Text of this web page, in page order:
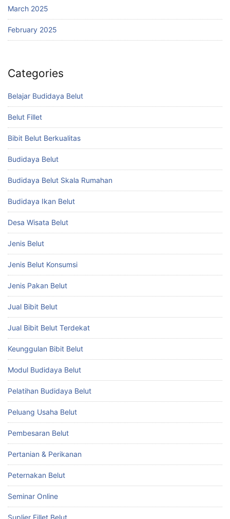
March 2025
February 2025
Categories
Belajar Budidaya Belut
Belut Fillet
Bibit Belut Berkualitas
Budidaya Belut
Budidaya Belut Skala Rumahan
Budidaya Ikan Belut
Desa Wisata Belut
Jenis Belut
Jenis Belut Konsumsi
Jenis Pakan Belut
Jual Bibit Belut
Jual Bibit Belut Terdekat
Keunggulan Bibit Belut
Modul Budidaya Belut
Pelatihan Budidaya Belut
Peluang Usaha Belut
Pembesaran Belut
Pertanian & Perikanan
Peternakan Belut
Seminar Online